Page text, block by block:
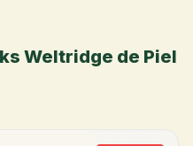
Weltridge de Piel